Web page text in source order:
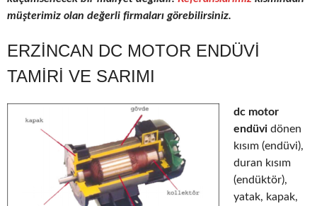
müşterimiz olan değerli firmaları görebilirsiniz.
ERZINCAN DC MOTOR ENDÜVI
TAMIRI VE SARIMI
dc motor
endüvi dönen
kısım (endüvi),
duran kısım
(endüktör),
yatak, kapak,